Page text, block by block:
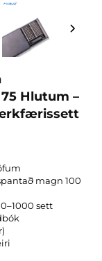
Hlutum –
magn 100
sett